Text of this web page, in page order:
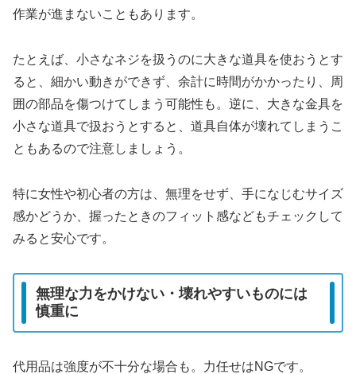
作業が進まないこともあります。
たとえば、小さなネジを扱うのに大きな道具を使おうとす
ると、細かい動きができず、余計に時間がかかったり、周
囲の部品を傷つけてしまう可能性も。逆に、大きな金具を
小さな道具で扱おうとすると、道具自体が壊れてしまうこ
ともあるので注意しましょう。
特に女性や初心者の方は、無理をせず、手になじむサイズ
感かどうか、握ったときのフィット感などもチェックして
みると安心です。
無理な力をかけない・壊れやすいものには
慎重に
代用品は強度が不十分な場合も。力任せはNGです。